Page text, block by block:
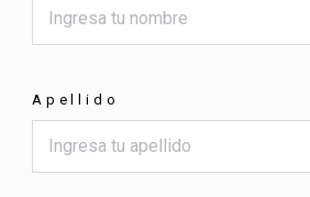
Apellido